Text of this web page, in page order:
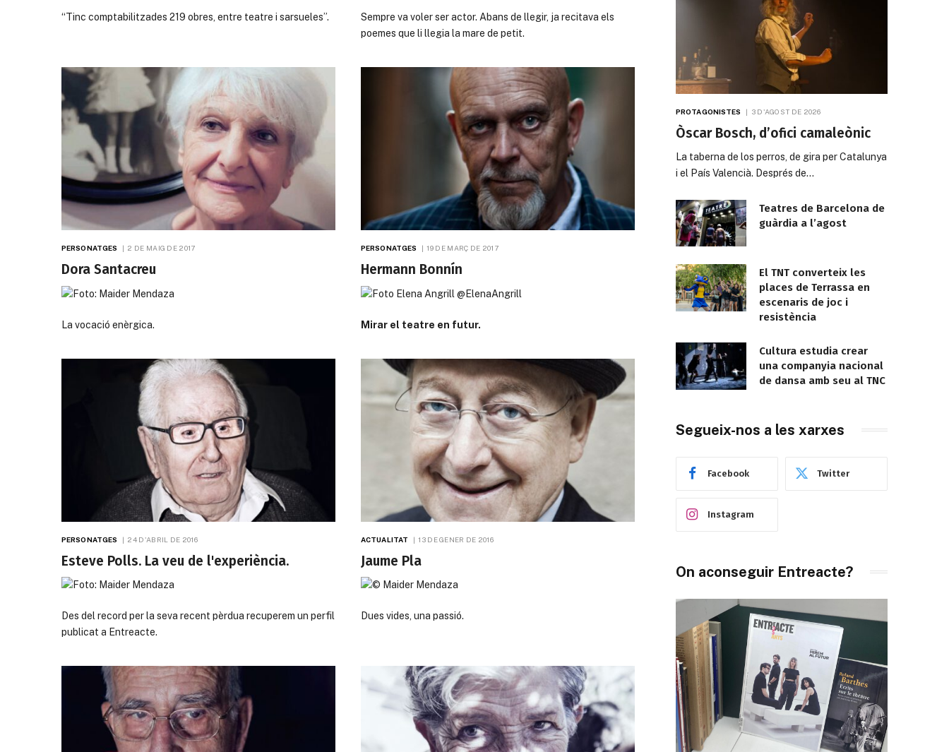
“Tinc comptabilitzades 219 obres, entre teatre i sarsueles”.
Sempre va voler ser actor. Abans de llegir, ja recitava els
poemes que li llegia la mare de petit.
PERSONATGES 2 DE MAIG DE 2017
Dora Santacreu
La vocació enèrgica.
PERSONATGES 19 DE MARÇ DE 2017
Hermann Bonnín
Mirar el teatre en futur.
PERSONATGES 24 D'ABRIL DE 2016
Esteve Polls. La veu de l'experiència.
Des del record per la seva recent pèrdua recuperem un perfil
publicat a Entreacte.
ACTUALITAT 13 DE GENER DE 2016
Jaume Pla
Dues vides, una passió.
PROTAGONISTES 3 D'AGOST DE 2026
Òscar Bosch, d’ofici camaleònic
La taberna de los perros, de gira per Catalunya
i el País Valencià. Després de…
Teatres de Barcelona de
guàrdia a l’agost
El TNT converteix les
places de Terrassa en
escenaris de joc i
resistència
Cultura estudia crear
una companyia nacional
de dansa amb seu al TNC
Segueix-nos a les xarxes
Facebook Twitter
Instagram
On aconseguir Entreacte?